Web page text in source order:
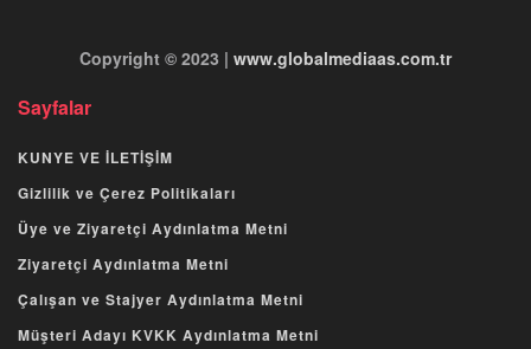
Copyright © 2023 | www.globalmediaas.com.tr
Sayfalar
KUNYE VE İLETİŞİM
Gizlilik ve Çerez Politikaları
Üye ve Ziyaretçi Aydınlatma Metni
Ziyaretçi Aydınlatma Metni
Çalışan ve Stajyer Aydınlatma Metni
Müşteri Adayı KVKK Aydınlatma Metni